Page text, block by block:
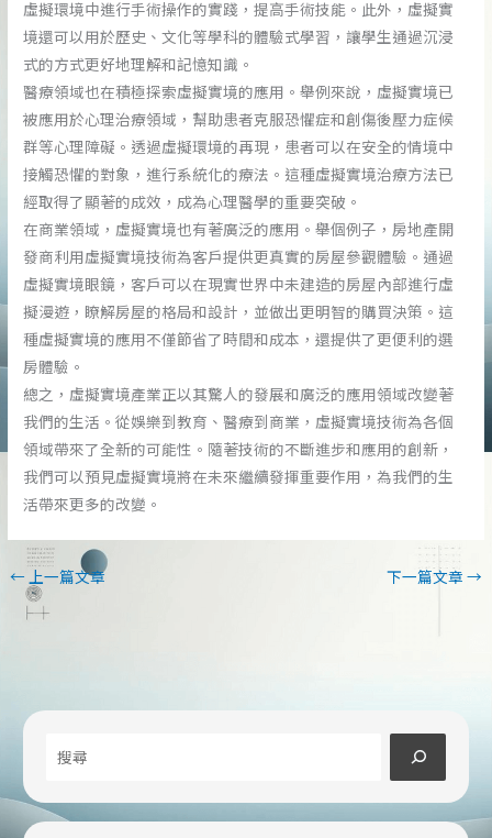
虛擬環境中進行手術操作的實踐，提高手術技能。此外，虛擬實
境還可以用於歷史、文化等學科的體驗式學習，讓學生通過沉浸
式的方式更好地理解和記憶知識。
醫療領域也在積極探索虛擬實境的應用。舉例來說，虛擬實境已
被應用於心理治療領域，幫助患者克服恐懼症和創傷後壓力症候
群等心理障礙。透過虛擬環境的再現，患者可以在安全的情境中
接觸恐懼的對象，進行系統化的療法。這種虛擬實境治療方法已
經取得了顯著的成效，成為心理醫學的重要突破。
在商業領域，虛擬實境也有著廣泛的應用。舉個例子，房地產開
發商利用虛擬實境技術為客戶提供更真實的房屋參觀體驗。通過
虛擬實境眼鏡，客戶可以在現實世界中未建造的房屋內部進行虛
擬漫遊，瞭解房屋的格局和設計，並做出更明智的購買決策。這
種虛擬實境的應用不僅節省了時間和成本，還提供了更便利的選
房體驗。
總之，虛擬實境產業正以其驚人的發展和廣泛的應用領域改變著
我們的生活。從娛樂到教育、醫療到商業，虛擬實境技術為各個
領域帶來了全新的可能性。隨著技術的不斷進步和應用的創新，
我們可以預見虛擬實境將在未來繼續發揮重要作用，為我們的生
活帶來更多的改變。
← 上一篇文章 下一篇文章 →
搜
尋